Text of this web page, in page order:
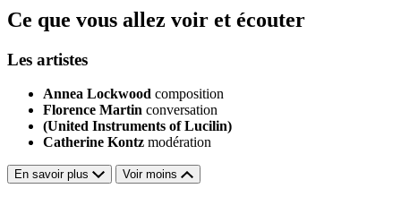
Ce que vous allez voir et écouter
Les artistes
Annea Lockwood composition
Florence Martin conversation
(United Instruments of Lucilin)
Catherine Kontz modération
En savoir plus Voir moins